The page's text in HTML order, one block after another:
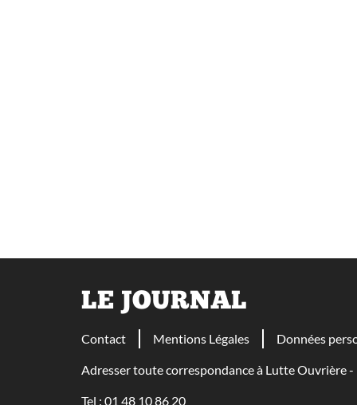
LE JOURNAL
Contact Mentions Légales Données
Adresser toute correspondance à Lutte Ouvrière
Tel : 01 48 10 86 20